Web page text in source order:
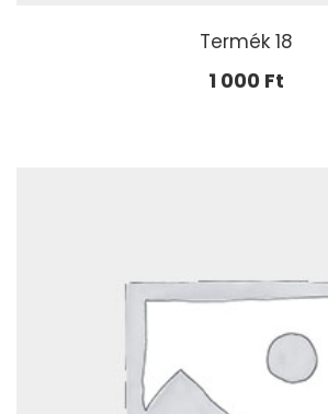
Termék 18
1 000 Ft